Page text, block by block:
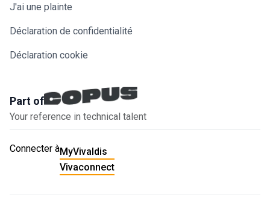
J'ai une plainte
Déclaration de confidentialité
Déclaration cookie
Part of
Your reference in technical talent
Connecter àMyVivaldis
Vivaconnect